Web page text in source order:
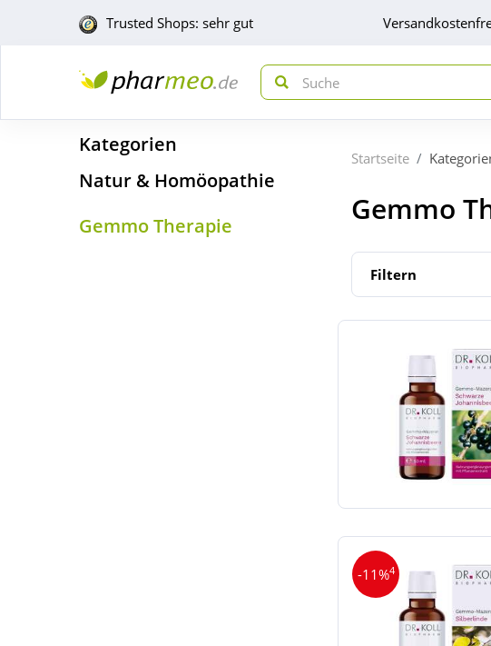
Trusted Shops: sehr gut
Kategorien
Natur & Homöopathie
Gemmo Therapie
Startseite
Gemmo
Filtern
-11%4